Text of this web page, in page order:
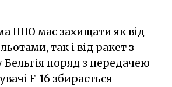
так і від ракет з
поряд з передачею
F-16 збирається